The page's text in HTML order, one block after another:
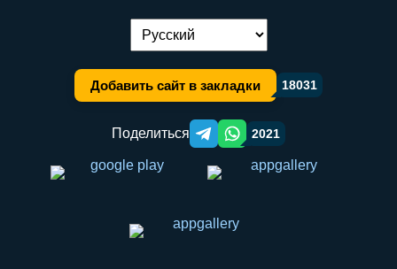
Переключение языка:
Добавить сайт в закладки 18031
Поделиться Telegram orqali ulashish
WhatsApp orqali ulashish
2021